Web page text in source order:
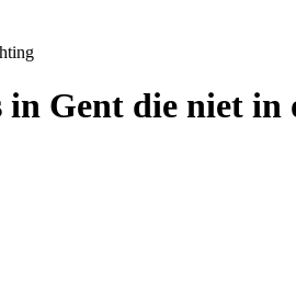
Gent die niet